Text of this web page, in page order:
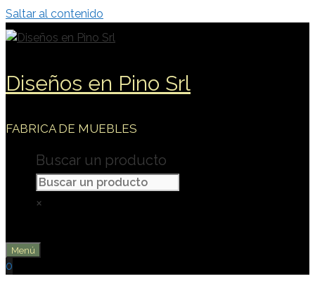
Saltar al contenido
Diseños en Pino Srl
FABRICA DE MUEBLES
Buscar un producto
×
Menú
0